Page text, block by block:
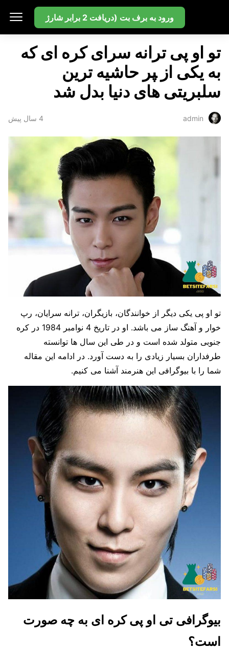
ورود به برف بت (دریافت 2 برابر شارژ
تو او پی ترانه سرای کره ای که
به یکی از ‍‍‍‍پر حاشیه ترین
سلبریتی های دنیا بدل شد
admin 4 سال پیش
تو او پی یکی دیگر از خوانندگان، بازیگران، ترانه سرایان، رپ
خوار و آهنگ ساز می باشد. او در تاریخ 4 نوامبر 1984 در کره
جنوبی متولد شده است و در طی این سال ها توانسته
طرفداران بسیار زیادی را به دست آورد. در ادامه این مقاله
شما را با بیوگرافی این هنرمند آشنا می کنیم.
بیوگرافی تی او پی کره ای به چه صورت
است؟